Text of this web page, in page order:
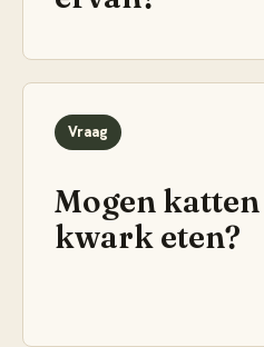
Vraag
Mogen
kwark eten?